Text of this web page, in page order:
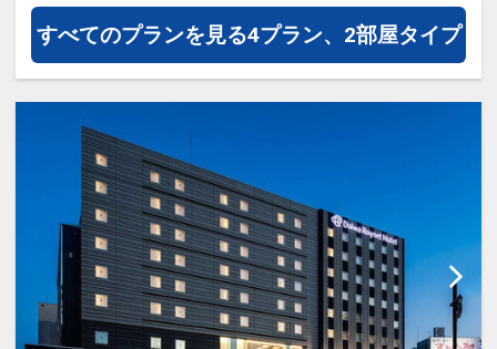
をご用意いたします。
＜対象レストラン＆メニュー＞
■ご朝食
・和洋バイキング（レストラン：彩）
・３Ｓブレックファースト（テラスカフ
ェオーゲ）
※テラスカフェオーゲはご宿泊人数によ
りクローズする場合がございます。
※別会場での臨時営業の場合もございま
す。
・眉山＜ホテルから徒歩約10分＞
万葉集にも詠まれた眉山は徳島市のシン
ボル。山頂まではロープウェイで約6
分！空中散歩が楽しめます。
・大塚国際美術館＜ホテルから車で約１
時間＞
世界の名画が特殊技術によって原寸大の
陶板で忠実に再現されています。
・祖谷のかずら橋＜ホテルから車で約１
氏名・客室タイプ・食事条件・プラン同
一であることが割引適用の条件となりま
☆大浴場のご案内☆
当館の１１階には天然温泉大浴場「びざ
んの湯」がございます。
ビジネスの疲れを癒し、旅の疲れを癒
し、明日への英気を養う。
源泉のみを豊富に使用し、効能は神経
痛、慢性消化器病、疲労回復等です。
すべてのプランを見る4プラン、2部屋タイプ